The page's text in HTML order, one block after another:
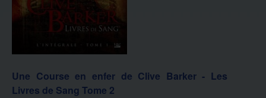
Une Course en enfer de Clive Barker - Les
Livres de Sang Tome 2